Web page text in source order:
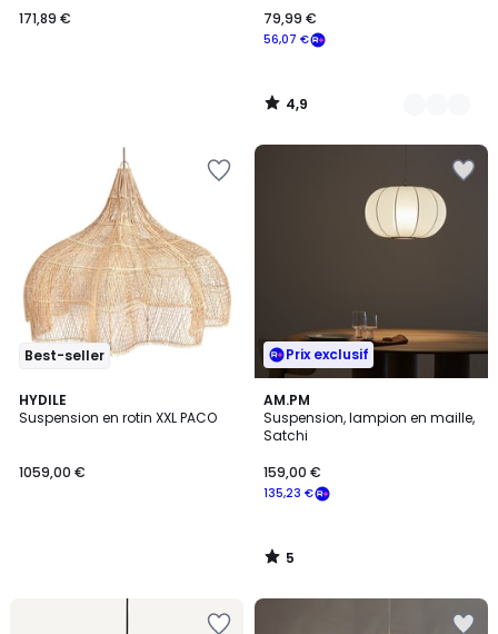
171,89 €
56,07 €
79,99 €
4,9
/
Best-seller
HYDILE
Suspension en rotin XXL PACO
1059,00 €
Prix exclusif
AM.PM
Suspension, lampion en maille,
Satchi
135,23 €
159,00 €
5
/
5
5
/